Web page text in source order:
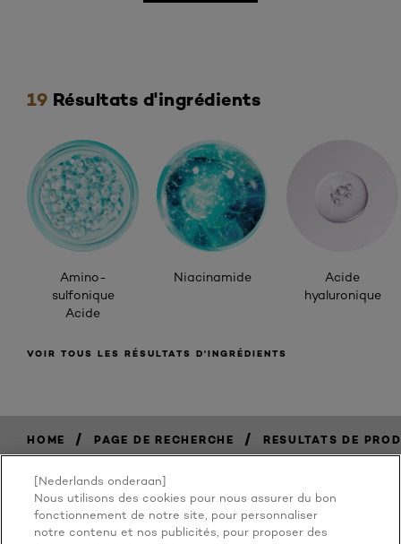
19 Résultats d'ingrédients
Amino-
sulfonique
Acide
Niacinamide
Acide
hyaluronique
VOIR TOUS LES RÉSULTATS D'INGRÉDIENTS
HOME / PAGE DE RECHERCHE / RESULTATS DE
BECAUSE
[Nederlands onderaan]
Nous utilisons des cookies pour nous assurer du bon
fonctionnement de notre site, pour personnaliser
notre contenu et nos publicités, pour proposer des